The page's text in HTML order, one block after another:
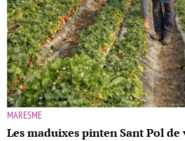
MARESME
Les maduixes pinten Sant Pol